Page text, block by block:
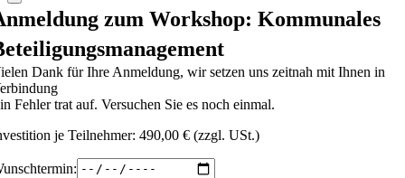
zum Workshop: Kommunales
Dank für Ihre Anmeldung, wir setzen uns zeitnah mit Ihnen in
Fehler trat auf. Versuchen Sie es noch einmal.
je Teilnehmer: 490,00 € (zzgl. USt.)